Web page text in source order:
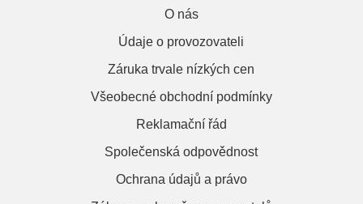
O nás
Údaje o provozovateli
Záruka trvale nízkých cen
Všeobecné obchodní podmínky
Reklamační řád
Společenská odpovědnost
Ochrana údajů a právo